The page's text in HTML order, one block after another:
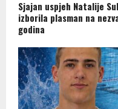
Sjajan uspjeh Natalije
izborila plasman na
godina